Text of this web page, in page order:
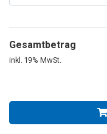
Gesamtbetrag
inkl. 19% MwSt.